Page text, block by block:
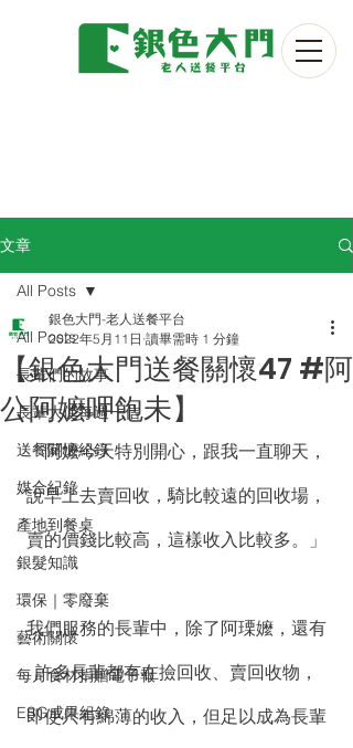
文章
All Posts
長輩們的故事
長輩大使每週一信
送餐關懷紀錄
媒合紀錄
產地到餐桌
銀髮知識
環保｜零廢棄
藝術關懷
每月食材捐贈電子報
ESG成果紀錄
All Posts
【銀色大門送餐關懷47 #阿
公阿嬤呷飽未】
銀色大門-老人送餐平台
2022年5月11日 讀畢需時 1 分鐘
「阿嬤今天特別開心，跟我一直聊天，
說早上去賣回收，騎比較遠的回收場，
賣的價錢比較高，這樣收入比較多。」
我們服務的長輩中，除了阿瑮嬤，還有
許多長輩都有在撿回收、賣回收物，
即使只有綿薄的收入，但足以成為長輩